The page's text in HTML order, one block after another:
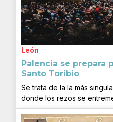
León
Palencia se prepara
Santo Toribio
Se trata de la la más
donde los rezos se